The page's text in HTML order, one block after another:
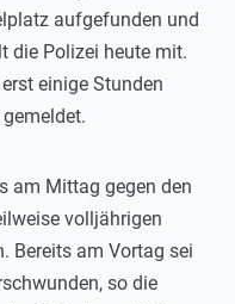
aufgefunden und
die Polizei heute mit.
einige Stunden
am Mittag gegen den
volljährigen
Bereits am Vortag sei
so die